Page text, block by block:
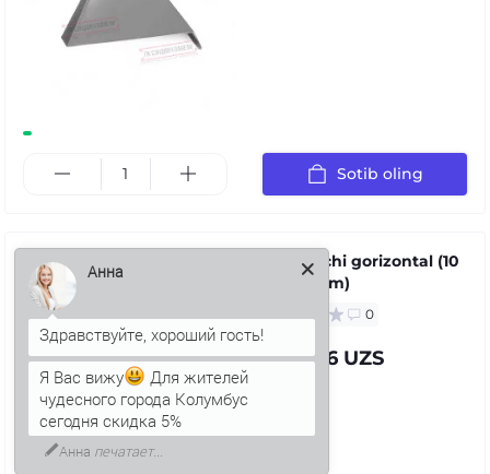
Sotib oling
Toʻldiruvchi gorizontal (10
mm x 30 m)
0
7 439.26 UZS
Здравствуйте, хороший гость!
Я Вас вижу
Для жителей
чудесного города Колумбус
сегодня скидка 5%